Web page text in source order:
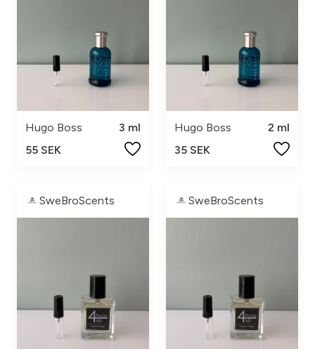
Hugo Boss
3 ml
55 SEK
Hugo Boss
2 ml
35 SEK
SweBroScents SweBroScents